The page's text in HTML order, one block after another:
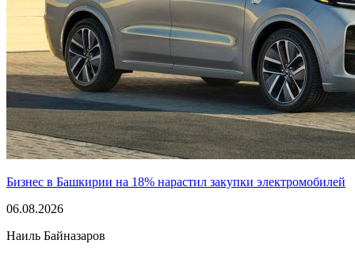
Бизнес в Башкирии на 18% нарастил закупки электромобилей
06.08.2026
Наиль Байназаров